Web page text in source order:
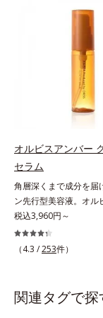
角層の範囲内における
方との比較*6 ドクダミ
クロヘキサンジカルボ
キシジグリコール（保
目安＞パール1粒程度
ップ＞洗顔料 ⇒ 化粧
クルセラム ⇒ 保湿液
180回（3ヵ月程度）
い情報は商品ページを
い。・BEAUTY夏祭り
ミを予防するお手入れ
ーラ・オルビスグルー
(*1)有効成分「m-ピク
クスパンテノールW）
ミの原因になると考え
ニンの塊”を居座らせ
と排出サポート(*5)の2
カスを防ぎます。さら
アネスレ(*6)」を配合
に満ちた自分本来の澄
透明感を目指します。
時、なじませた時、後
に変化するテクスチャ
ばやくなじみ、毎日の
しくする使いごこちを
ールW*3 これからでき
と*4 うるおいによる透
オルビスアンバー
セラム
角層深くまで成分を届
ン先行型美容液。オル
は、いつも⾃然体で美
と願う⼤⼈世代に寄り
です。年齢印象研究に
手軽なお手入れで賢い
フスタイルになじむ、
税込3,960円～
（4.3 /253件）
関連タグで探